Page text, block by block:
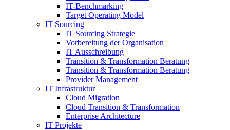
IT-Benchmarking
Target Operating Model
IT Sourcing
IT Sourcing Strategie
Vorbereitung der Organisation
IT Ausschreibung
Transition & Transformation Beratung
Transition & Transformation Beratung
Provider Management
IT Infrastruktur
Cloud Migration
Cloud Transition & Transformation
Enterprise Architecture
IT Projekte